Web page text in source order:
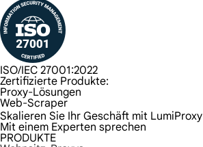
ISO/IEC 27001:2022
Zertifizierte Produkte:
Proxy-Lösungen
Web-Scraper
Skalieren Sie Ihr Geschäft mit LumiProxy
Mit einem Experten sprechen
PRODUKTE